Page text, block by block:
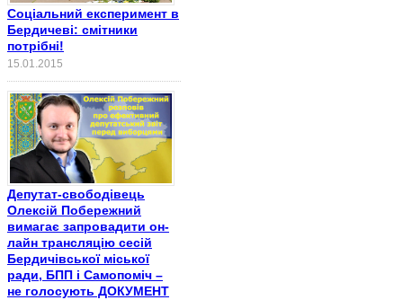
Соціальний експеримент в
Бердичеві: смітники
потрібні!
15.01.2015
Депутат-свободівець
Олексій Побережний
вимагає запровадити он-
лайн трансляцію сесій
Бердичівської міської
ради, БПП і Самопоміч –
не голосують ДОКУМЕНТ